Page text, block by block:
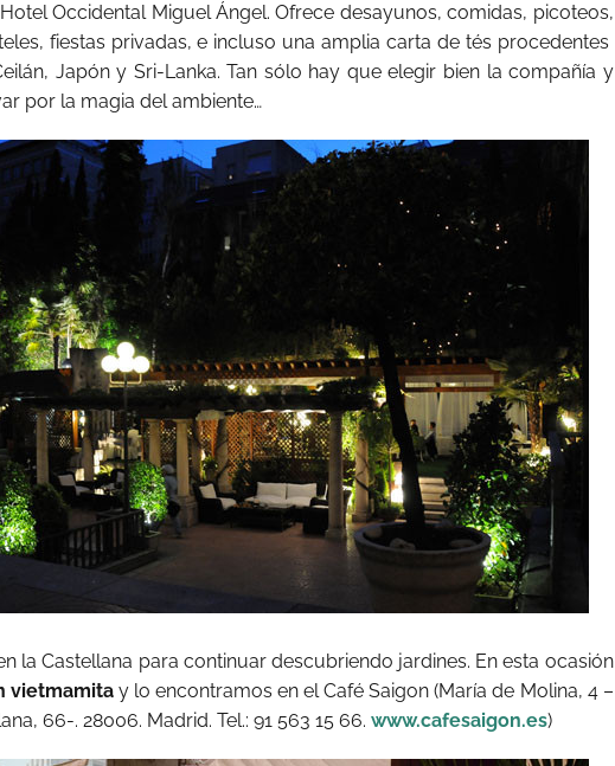
Occidental Miguel Ángel. Ofrece desayunos, comidas, picoteos,
fiestas privadas, e incluso una amplia carta de tés procedentes
Japón y Sri-Lanka. Tan sólo hay que elegir bien la compañía y
por la magia del ambiente…
la Castellana para continuar descubriendo jardines. En esta ocasión
vietmamita y lo encontramos en el Café Saigon (María de Molina, 4 –
66-. 28006. Madrid. Tel.: 91 563 15 66. www.cafesaigon.es)